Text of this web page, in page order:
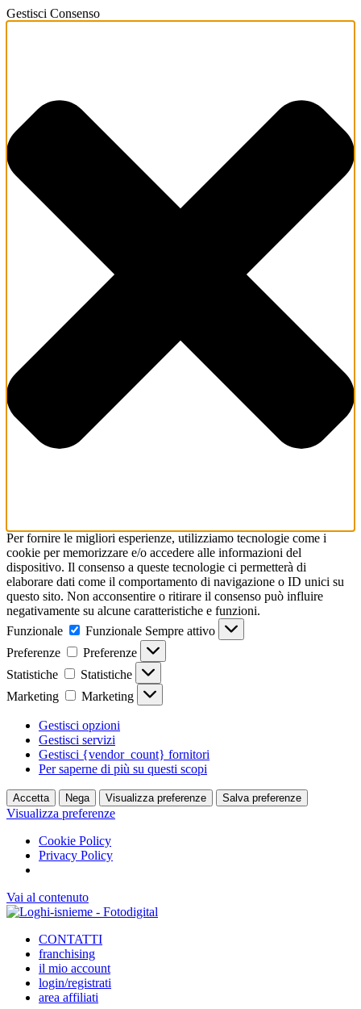
Gestisci Consenso
Per fornire le migliori esperienze, utilizziamo tecnologie come i
cookie per memorizzare e/o accedere alle informazioni del
dispositivo. Il consenso a queste tecnologie ci permetterà di
elaborare dati come il comportamento di navigazione o ID unici su
questo sito. Non acconsentire o ritirare il consenso può influire
negativamente su alcune caratteristiche e funzioni.
Funzionale
Funzionale Sempre attivo
Preferenze
Preferenze
Statistiche
Statistiche
Marketing
Marketing
Gestisci opzioni
Gestisci servizi
Gestisci {vendor_count} fornitori
Per saperne di più su questi scopi
Accetta Nega Visualizza preferenze Salva preferenze
Visualizza preferenze
Cookie Policy
Privacy Policy
Vai al contenuto
CONTATTI
franchising
il mio account
login/registrati
area affiliati